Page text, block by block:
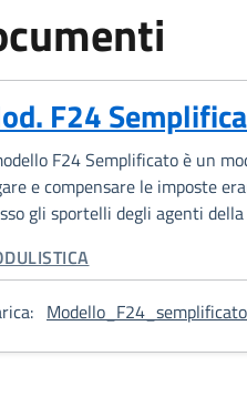
F24
F24 Semplificato è un
e compensare le imposte
gli sportelli degli agenti
CORRELATA: